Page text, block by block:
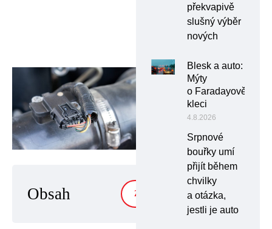
Obsah ZOBRAZIT
překvapivě
slušný výběr
nových
Blesk a auto:
Mýty
o Faradayově
kleci
4.8.2026
Srpnové
bouřky umí
přijít během
chvilky
a otázka,
jestli je auto